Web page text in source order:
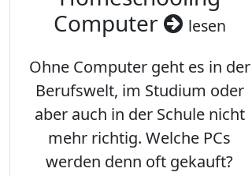
Computer
lesen
Ohne Computer geht es in der
Berufswelt, im Studium oder
aber auch in der Schule nicht
mehr richtig. Welche PCs
werden denn oft gekauft?